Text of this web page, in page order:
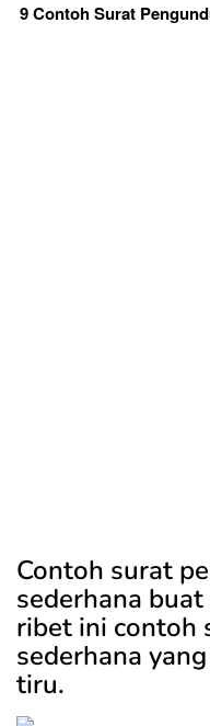
9 Contoh Surat
Contoh surat
sederhana
ribet ini contoh
sederhana
tiru.